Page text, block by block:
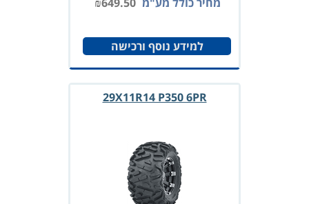
למידע נוסף ורכישה
29X11R14 P350 6PR